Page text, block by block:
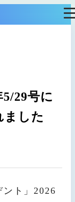
5/29号に
ました
ト」2026